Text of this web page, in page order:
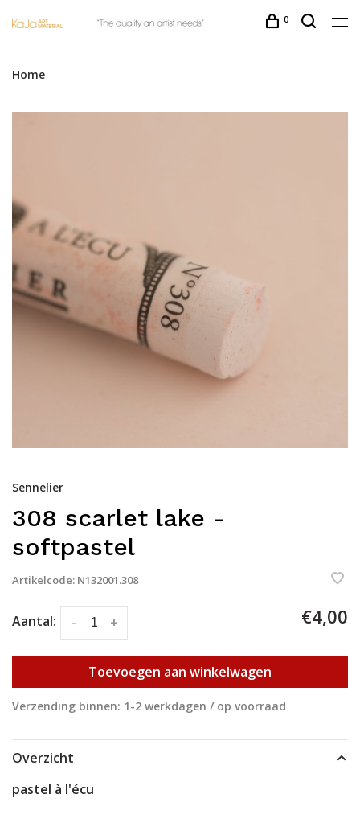
0
Home
Sennelier
308 scarlet lake -
softpastel
Artikelcode: N132001.308
Aantal: +
- €4,00
Toevoegen aan winkelwagen
Verzending binnen: 1-2 werkdagen / op voorraad
Overzicht
pastel à l'écu